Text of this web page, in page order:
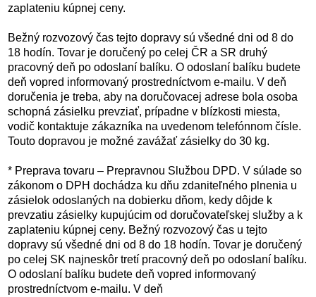
zaplateniu kúpnej ceny.
Bežný rozvozový čas tejto dopravy sú všedné dni od 8 do
18 hodín. Tovar je doručený po celej ČR a SR druhý
pracovný deň po odoslaní balíku. O odoslaní balíku budete
deň vopred informovaný prostredníctvom e-mailu. V deň
doručenia je treba, aby na doručovacej adrese bola osoba
schopná zásielku prevziať, prípadne v blízkosti miesta,
vodič kontaktuje zákazníka na uvedenom telefónnom čísle.
Touto dopravou je možné zavážať zásielky do 30 kg.
* Preprava tovaru – Prepravnou Službou DPD. V súlade so
zákonom o DPH dochádza ku dňu zdaniteľného plnenia u
zásielok odoslaných na dobierku dňom, kedy dôjde k
prevzatiu zásielky kupujúcim od doručovateľskej služby a k
zaplateniu kúpnej ceny. Bežný rozvozový čas u tejto
dopravy sú všedné dni od 8 do 18 hodín. Tovar je doručený
po celej SK najneskôr tretí pracovný deň po odoslaní balíku.
O odoslaní balíku budete deň vopred informovaný
prostredníctvom e-mailu. V deň